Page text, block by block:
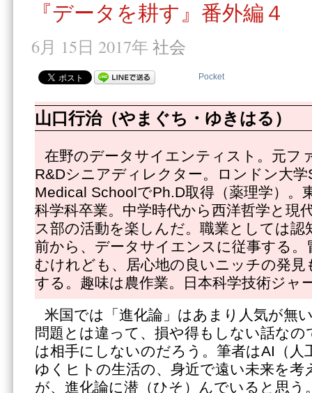
『データを耕す』番外編４
6月 15日 2017年 社会
Pocket
山口行治（やまぐち・ゆきはる）
在野のデータサイエンティスト。元フ
R&Dシニアディレクター。ロンドン大学
Medical SchoolでPh.D取得（薬理学）。
科学科卒業。中学時代から西洋哲学と現
ス部の活動を楽しんだ。職業としては
前から、データサイエンスに従事する
むけれども、居心地の良いニッチの発
する。趣味は農作業。日本科学技術ジャ
米国では「進化論」はあまり人気が無
問題とは違って、損や得もしない話なの
は相手にしないのだろう。筆者はAI（人
ゆくヒトの生活の、身近で遠い未来を考
が、進化論に潜（ひそ）んでいると思う